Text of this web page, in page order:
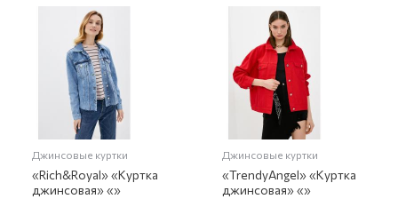
Джинсовые куртки
«Rich&Royal» «Куртка
джинсовая» «»
Джинсовые куртки
«TrendyAngel» «Куртка
джинсовая» «»